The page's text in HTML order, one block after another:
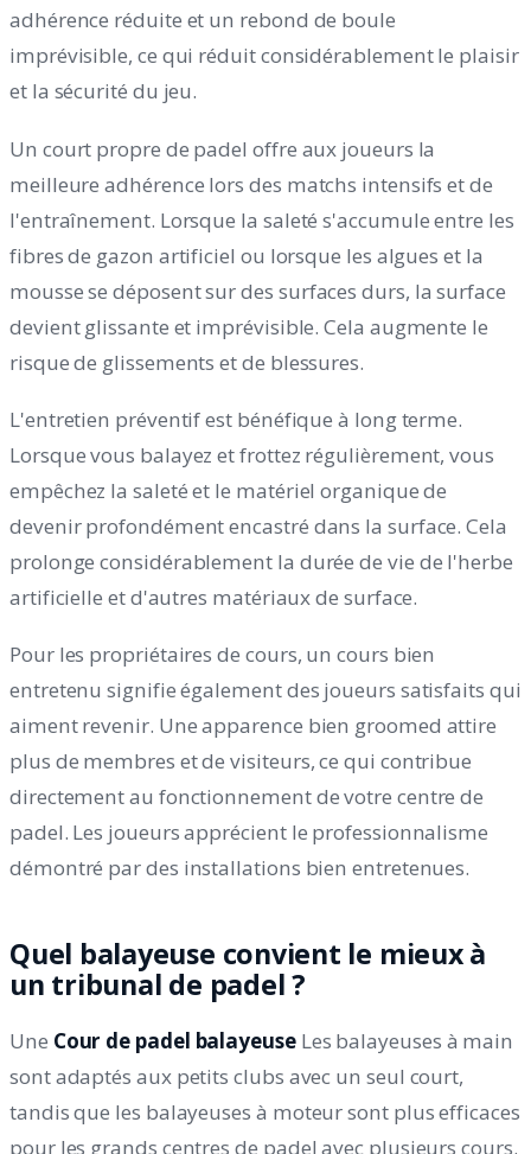
adhérence réduite et un rebond de boule
imprévisible, ce qui réduit considérablement le plaisir
et la sécurité du jeu.
Un court propre de padel offre aux joueurs la
meilleure adhérence lors des matchs intensifs et de
l'entraînement. Lorsque la saleté s'accumule entre les
fibres de gazon artificiel ou lorsque les algues et la
mousse se déposent sur des surfaces durs, la surface
devient glissante et imprévisible. Cela augmente le
risque de glissements et de blessures.
L'entretien préventif est bénéfique à long terme.
Lorsque vous balayez et frottez régulièrement, vous
empêchez la saleté et le matériel organique de
devenir profondément encastré dans la surface. Cela
prolonge considérablement la durée de vie de l'herbe
artificielle et d'autres matériaux de surface.
Pour les propriétaires de cours, un cours bien
entretenu signifie également des joueurs satisfaits qui
aiment revenir. Une apparence bien groomed attire
plus de membres et de visiteurs, ce qui contribue
directement au fonctionnement de votre centre de
padel. Les joueurs apprécient le professionnalisme
démontré par des installations bien entretenues.
Quel balayeuse convient le mieux à
un tribunal de padel ?
Une Cour de padel balayeuseLes balayeuses à main
sont adaptés aux petits clubs avec un seul court,
tandis que les balayeuses à moteur sont plus efficaces
pour les grands centres de padel avec plusieurs cours.